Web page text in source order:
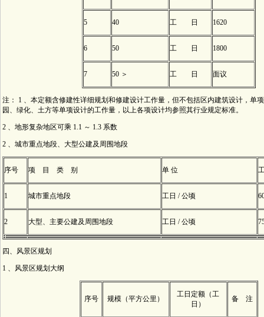
5 40 工 日 1620
6 50 工 日 1800
7 50 ＞ 工 日 面议
注： 1 、本定额含修建性详细规划和修建设计工作量，但不包括区内建筑设计，单
园、绿化、土方等单项设计的工作量，以上各项设计均参照其行业规定标准。
2 、地形复杂地区可乘 1.1 ～ 1.3 系数
2 、城市重点地段、大型公建及周围地段
序号 项 目 类 别 单 位
1 城市重点地段 工日 / 公顷
2 大型、主要公建及周围地段 工日 / 公顷
四、风景区规划
1 、风景区规划大纲
序号 规模（平方公里）
工日定额（工
日）
备 注